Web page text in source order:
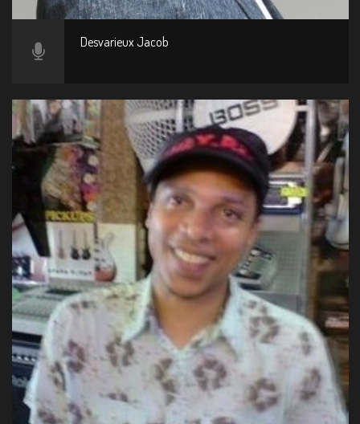
Desvarieux Jacob